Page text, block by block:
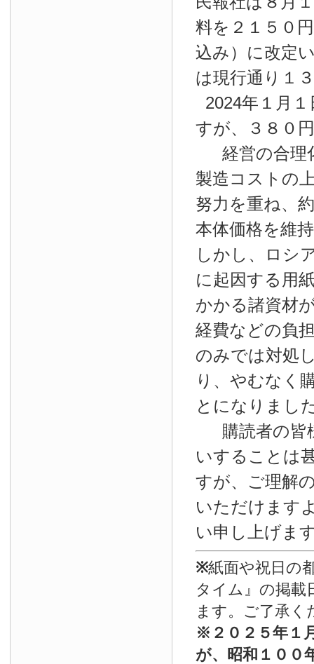
料を２１５０
込み）に改定
は現行通り１
2024年１月１
すが、３８０
経営の合理
製造コストの
努力を重ね、
本体価格を維
しかし、ロシ
に起因する用
かかる諸資材
経費などの負
のみでは対処
り、やむなく
とになりまし
購読者の皆
いすることは
すが、ご理解
いただけます
い申し上げま
※紙面や祝日の
タイム』の掲載
ます。ご了承く
※ ２０２５年１
が、昭和１００